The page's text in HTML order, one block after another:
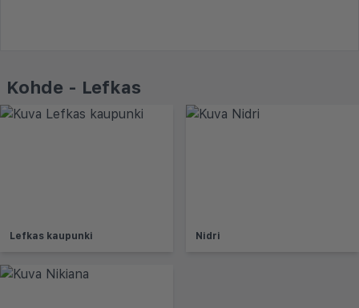
Kohde - Lefkas
Lefkas kaupunki Nidri